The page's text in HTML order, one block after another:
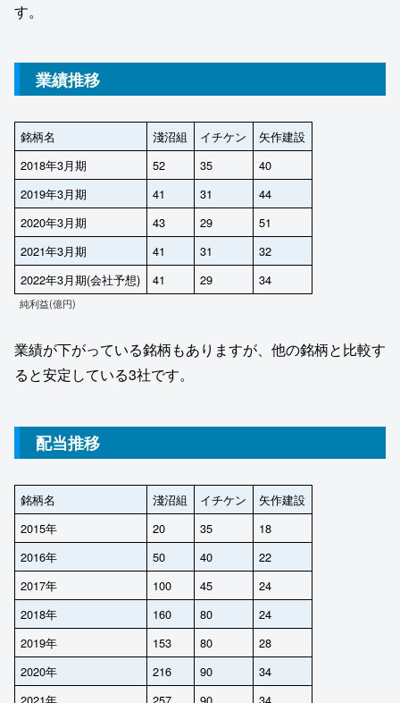
す。
業績推移
銘柄名 淺沼組 イチケン
矢作建設
2018年3月期
52 35
40
2019年3月期
41 31
44
2020年3月期
43 29
51
2021年3月期
41 31
32
2022年3月期(会社予想)
41 29 34
純利益(億円)
業績が下がっている銘柄もありますが、他の銘柄と比較す
ると安定している3社です。
配当推移
銘柄名 淺沼組 イチケン
矢作建設
2015年
20 35
18
2016年
50 40
22
2017年
100 45
24
2018年
160 80
24
2019年
153 80
28
2020年
216 90
34